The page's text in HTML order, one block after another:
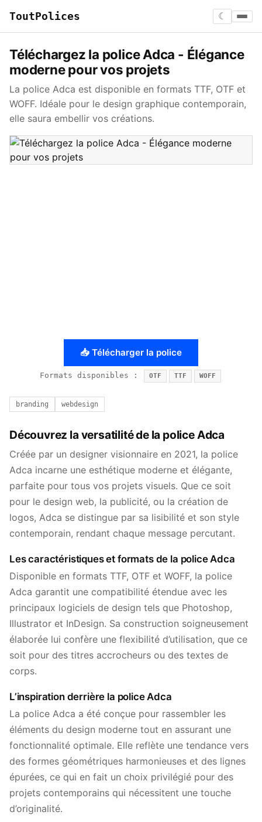
ToutPolices ☾
Téléchargez la police Adca - Élégance
moderne pour vos projets
La police Adca est disponible en formats TTF, OTF et
WOFF. Idéale pour le design graphique contemporain,
elle saura embellir vos créations.
📥 Télécharger la police
Formats disponibles : OTF TTF WOFF
branding webdesign
Découvrez la versatilité de la police Adca
Créée par un designer visionnaire en 2021, la police
Adca incarne une esthétique moderne et élégante,
parfaite pour tous vos projets visuels. Que ce soit
pour le design web, la publicité, ou la création de
logos, Adca se distingue par sa lisibilité et son style
contemporain, rendant chaque message percutant.
Les caractéristiques et formats de la police Adca
Disponible en formats TTF, OTF et WOFF, la police
Adca garantit une compatibilité étendue avec les
principaux logiciels de design tels que Photoshop,
Illustrator et InDesign. Sa construction soigneusement
élaborée lui confère une flexibilité d’utilisation, que ce
soit pour des titres accrocheurs ou des textes de
corps.
L’inspiration derrière la police Adca
La police Adca a été conçue pour rassembler les
éléments du design moderne tout en assurant une
fonctionnalité optimale. Elle reflète une tendance vers
des formes géométriques harmonieuses et des lignes
épurées, ce qui en fait un choix privilégié pour des
projets contemporains qui nécessitent une touche
d’originalité.